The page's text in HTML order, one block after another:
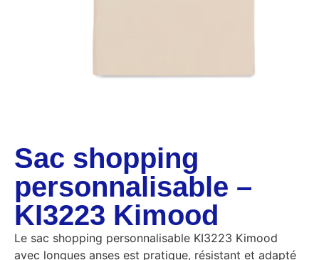
Sac shopping
personnalisable –
KI3223 Kimood
Le sac shopping personnalisable KI3223 Kimood
avec longues anses est pratique, résistant et adapté